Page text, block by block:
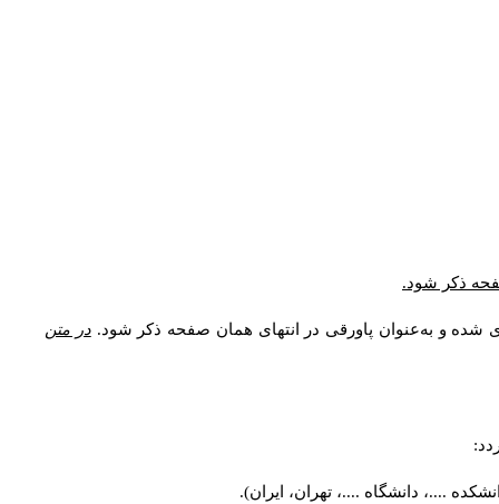
ذکر شود.
شده و به‌عنوان پاورقی در انتهای همان صفحه ذکر شود. در متن
....، دانشگاه ....، تهران، ایران).